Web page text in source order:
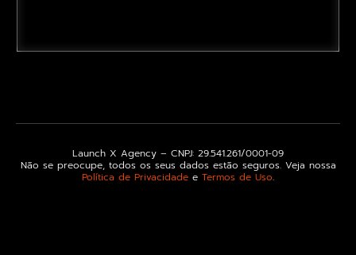
Launch X Agency – CNPJ: 29.541.261/0001-09
Não se preocupe, todos os seus dados estão seguros. Veja nossa
Política de Privacidade e Termos de Uso.